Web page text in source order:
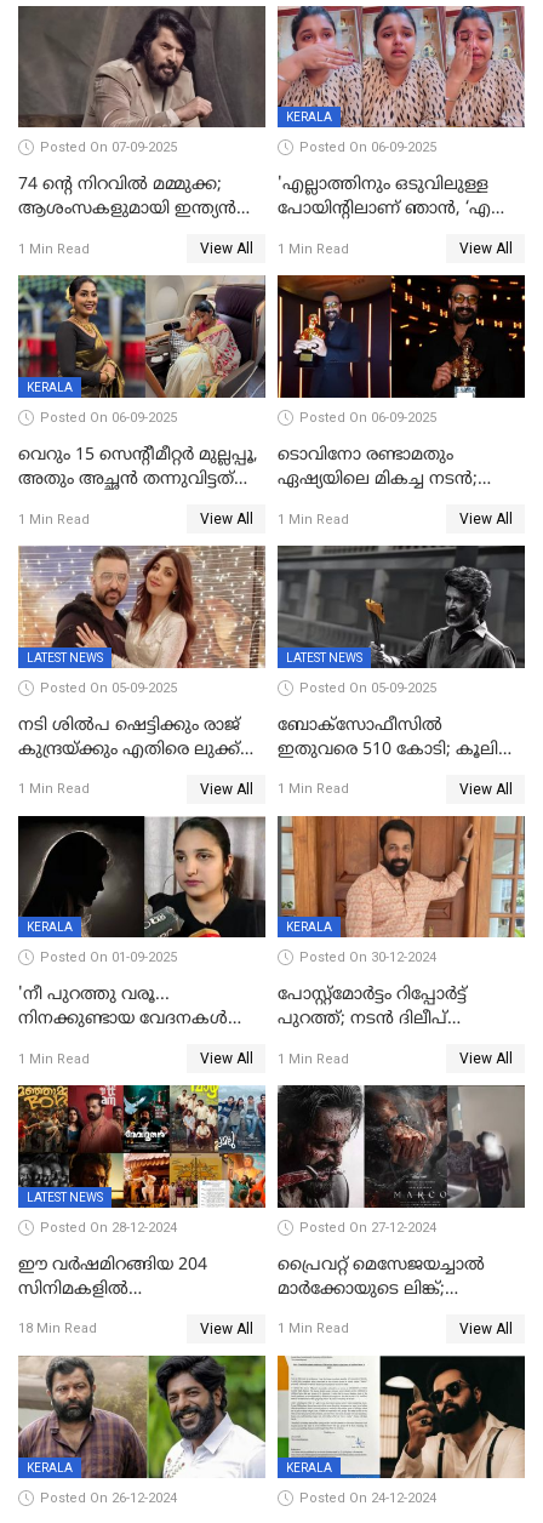
ഗ്രേസ് ആന്റണി
Posted On 07-09-2025
74 ന്റെ നിറവിൽ മമ്മുക്ക;
ആശംസകളുമായി ഇന്ത്യൻ
1 Min Read View All
KERALA
Posted On 06-09-2025
'എല്ലാത്തിനും ഒടുവിലുള്ള
പോയിന്റിലാണ് ഞാൻ, ‘എന്‍റെ
സ്നേഹിച്ചയാള്‍ തന്നെ
വഞ്ചിച്ചുപോയി’, ലൈവ്
വിഡിയോയിൽ
പൊട്ടിക്കരഞ്ഞ് നടി
1 Min Read View All
KERALA
Posted On 06-09-2025
വെറും 15 സെന്റീമീറ്റര്‍ മുല്ലപ്പൂ,
അതും അച്ഛൻ തന്നുവിട്ടത്
ലക്ഷം രൂപ പിഴ; നവ്യ
28ദിവസത്തിനകം പിഴ
അടയ്ക്കണം
1 Min Read View All
Posted On 06-09-2025
ടൊവിനോ രണ്ടാമതും
ഏഷ്യയിലെ മികച്ച നടന്‍;
പുരസ്‌കാരം
1 Min Read View All
LATEST NEWS
Posted On 05-09-2025
നടി ശിൽപ ഷെട്ടിക്കും രാജ്
കുന്ദ്രയ്ക്കും എതിരെ ലുക്ക്
1 Min Read View All
LATEST NEWS
Posted On 05-09-2025
ബോക്സോഫീസിൽ
ഇതുവരെ 510 കോടി; കൂലി
തീയതി പുറത്ത്
1 Min Read View All
KERALA
Posted On 01-09-2025
'നീ പുറത്തു വരൂ...
നിനക്കുണ്ടായ വേദനകള്‍
'കരയേണ്ടതും ഒറ്റപ്പെടേണ്ടതും
വേട്ടക്കാരനാണ്, വേദനകള്‍
സധൈര്യം പറയു;
പെണ്‍കുട്ടിയോട് റിനി ആര്‍
ജോര്‍ജ്
1 Min Read View All
KERALA
Posted On 30-12-2024
പോസ്റ്റ്‌മോര്‍ട്ടം റിപ്പോര്‍ട്ട്
പുറത്ത്; നടൻ ദിലീപ്
ആന്തരിക രക്തസ്രാവം
1 Min Read View All
LATEST NEWS
Posted On 28-12-2024
ഈ വർഷമിറങ്ങിയ 204
സിനിമകളിൽ
ചിത്രങ്ങൾ; 2024ൽ സിനിമാ
വ്യവസായത്തിന് നഷ്ടം 700
കോടി; അഭിനേതാക്കൾ
പ്രതിഫലം കുറയ്ക്കണമെന്നും
നിർമാതാക്കളുടെ സംഘടന
18 Min Read View All
Posted On 27-12-2024
പ്രൈവറ്റ് മെസേജയച്ചാല്‍
മാർക്കോയുടെ ലിങ്ക്;
സ്വദേശി അറസ്റ്റില്‍
1 Min Read View All
KERALA
Posted On 26-12-2024
KERALA
Posted On 24-12-2024